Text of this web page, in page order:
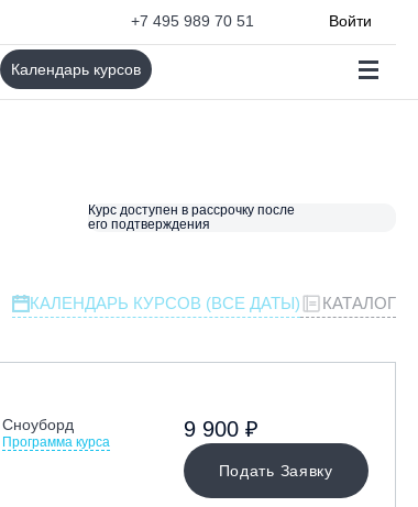
+7 495 989 70 51 Войти
Календарь курсов
Курс доступен в рассрочку после
его подтверждения
КАЛЕНДАРЬ КУРСОВ (ВСЕ ДАТЫ) КАТАЛОГ
Сноуборд
Программа курса
Подать Заявку
9 900 ₽